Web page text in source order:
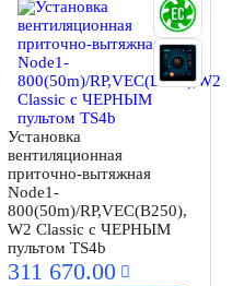
Установка
вентиляционная
приточно-вытяжная
Node1-
800(50m)/RP,VEC(B250),
W2 Classic с ЧЕРНЫМ
пультом TS4b
311 670.00